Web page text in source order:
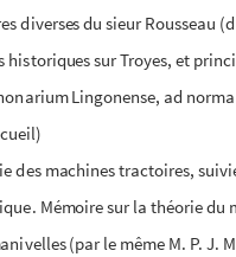
diverses du sieur Rousseau
historiques sur Troyes, et
Lingonense, ad
des machines tractoires,
Mémoire sur la théorie
(par le même M. P. J.